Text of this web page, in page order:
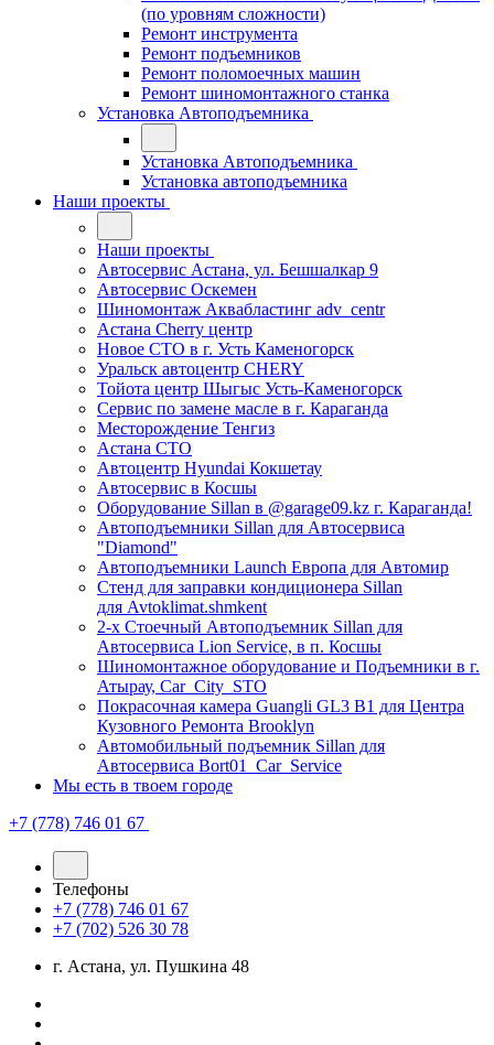
(по уровням сложности)
Ремонт инструмента
Ремонт подъемников
Ремонт поломоечных машин
Ремонт шиномонтажного станка
Установка Автоподъемника
Установка Автоподъемника
Установка автоподъемника
Наши проекты
Наши проекты
Автосервис Астана, ул. Бешшалкар 9
Автосервис Оскемен
Шиномонтаж Аквабластинг adv_centr
Астана Cherry центр
Новое СТО в г. Усть Каменогорск
Уральск автоцентр CHERY
Тойота центр Шыгыс Усть-Каменогорск
Сервис по замене масле в г. Караганда
Месторождение Тенгиз
Астана СТО
Автоцентр Hyundai Кокшетау
Автосервис в Косшы
Оборудование Sillan в @garage09.kz г. Караганда!
Автоподъемники Sillan для Автосервиса
"Diamond"
Автоподъемники Launch Европа для Автомир
Стенд для заправки кондиционера Sillan
для Avtoklimat.shmkent
2-х Стоечный Автоподъемник Sillan для
Автосервиса Lion Service, в п. Косшы
Шиномонтажное оборудование и Подъемники в г.
Атырау, Car_City_STO
Покрасочная камера Guangli GL3 B1 для Центра
Кузовного Ремонта Brooklyn
Автомобильный подъемник Sillan для
Автосервиса Bort01_Car_Service
Мы есть в твоем городе
+7 (778) 746 01 67
Телефоны
+7 (778) 746 01 67
+7 (702) 526 30 78
г. Астана, ул. Пушкина 48